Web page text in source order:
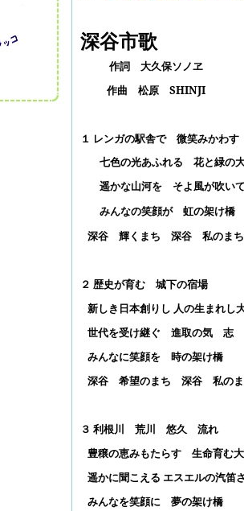
深谷市歌
作詞 大久保ソノヱ
作曲 松原 SHINJI
１ レンガの駅舎で 微笑みかわす
七色の光あふれる 花と緑の
遥かな山河を そよ風が吹い
みんなの笑顔が 虹の架け橋
深谷 輝くまち 深谷 私のまち
２ 歴史が育む 城下の宿場
新しき日本創りし 人の生まれし
世代を受け継ぐ 進取の気 志
みんなに笑顔を 時の架け橋
深谷 希望のまち 深谷 私の
３ 利根川 荒川 悠久 流れ
豊穣の恵みもたらす 生命育む
遥かに聞こえる エスエルの汽笛
みんなを笑顔に 夢の架け橋